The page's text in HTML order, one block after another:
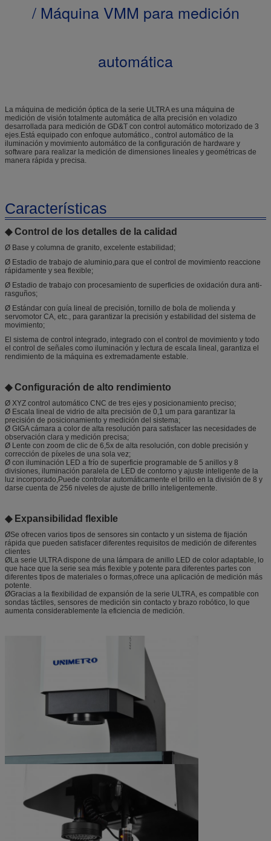
/ Máquina VMM para medición
automática
La máquina de medición óptica de la serie ULTRA es una máquina de
medición de visión totalmente automática de alta precisión en voladizo
desarrollada para medición de GD&T con control automático motorizado de 3
ejes.Está equipado con enfoque automático., control automático de la
iluminación y movimiento automático de la configuración de hardware y
software para realizar la medición de dimensiones lineales y geométricas de
manera rápida y precisa.
Características
◆ Control de los detalles de la calidad
Ø Base y columna de granito, excelente estabilidad;
Ø Estadio de trabajo de aluminio,para que el control de movimiento reaccione
rápidamente y sea flexible;
Ø Estadio de trabajo con procesamiento de superficies de oxidación dura anti-
rasguños;
Ø Estándar con guía lineal de precisión, tornillo de bola de molienda y
servomotor CA, etc., para garantizar la precisión y estabilidad del sistema de
movimiento;
El sistema de control integrado, integrado con el control de movimiento y todo
el control de señales como iluminación y lectura de escala lineal, garantiza el
rendimiento de la máquina es extremadamente estable.
◆ Configuración de alto rendimiento
Ø XYZ control automático CNC de tres ejes y posicionamiento preciso;
Ø Escala lineal de vidrio de alta precisión de 0,1 um para garantizar la
precisión de posicionamiento y medición del sistema;
Ø GIGA cámara a color de alta resolución para satisfacer las necesidades de
observación clara y medición precisa;
Ø Lente con zoom de clic de 6,5x de alta resolución, con doble precisión y
corrección de píxeles de una sola vez;
Ø con iluminación LED a frío de superficie programable de 5 anillos y 8
divisiones, iluminación paralela de LED de contorno y ajuste inteligente de la
luz incorporado,Puede controlar automáticamente el brillo en la división de 8 y
darse cuenta de 256 niveles de ajuste de brillo inteligentemente.
◆ Expansibilidad flexible
ØSe ofrecen varios tipos de sensores sin contacto y un sistema de fijación
rápida que pueden satisfacer diferentes requisitos de medición de diferentes
clientes
ØLa serie ULTRA dispone de una lámpara de anillo LED de color adaptable, lo
que hace que la serie sea más flexible y potente para diferentes partes con
diferentes tipos de materiales o formas,ofrece una aplicación de medición más
potente.
ØGracias a la flexibilidad de expansión de la serie ULTRA, es compatible con
sondas táctiles, sensores de medición sin contacto y brazo robótico, lo que
aumenta considerablemente la eficiencia de medición.